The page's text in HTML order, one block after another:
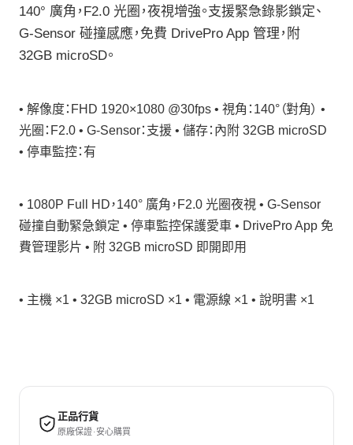
140° 廣角，F2.0 光圈，夜視增強。支援緊急錄影鎖定、
G-Sensor 碰撞感應，免費 DrivePro App 管理，附
32GB microSD。
• 解像度：FHD 1920×1080 @30fps • 視角：140°（對角） •
光圈：F2.0 • G-Sensor：支援 • 儲存：內附 32GB microSD
• 停車監控：有
• 1080P Full HD，140° 廣角，F2.0 光圈夜視 • G-Sensor
碰撞自動緊急鎖定 • 停車監控保護愛車 • DrivePro App 免
費管理影片 • 附 32GB microSD 即開即用
• 主機 ×1 • 32GB microSD ×1 • 電源線 ×1 • 說明書 ×1
正品行貨
原廠保證 · 安心購買